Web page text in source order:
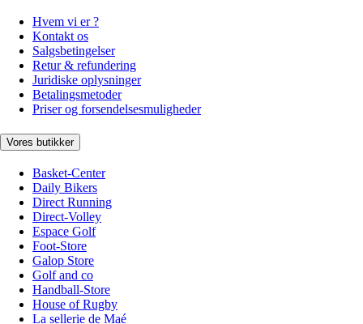
Hvem vi er ?
Kontakt os
Salgsbetingelser
Retur & refundering
Juridiske oplysninger
Betalingsmetoder
Priser og forsendelsesmuligheder
Vores butikker
Basket-Center
Daily Bikers
Direct Running
Direct-Volley
Espace Golf
Foot-Store
Galop Store
Golf and co
Handball-Store
House of Rugby
La sellerie de Maé